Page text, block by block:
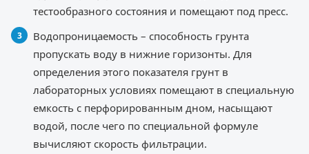
тестообразного состояния и помещают под пресс.
Водопроницаемость – способность грунта
пропускать воду в нижние горизонты. Для
определения этого показателя грунт в
лабораторных условиях помещают в специальную
емкость с перфорированным дном, насыщают
водой, после чего по специальной формуле
вычисляют скорость фильтрации.